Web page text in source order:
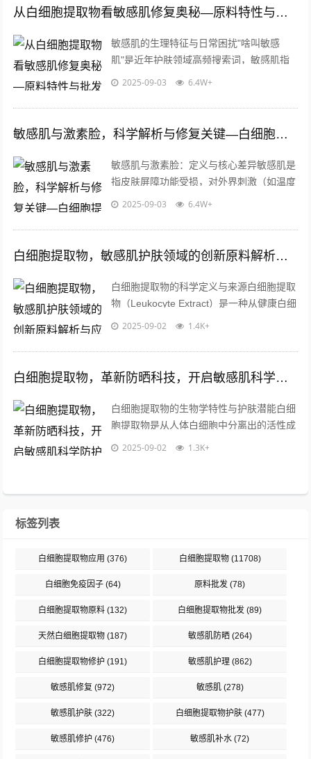
从白细胞提取物看敏感肌修复奥秘—原料特性与批发应用解析
敏感肌的生理特征与日常困扰"啥叫敏感
肌"是近年护肤领域高频搜索词，敏感肌指
皮肤屏障功能受损、角质层薄弱的脆弱肤
研...
2025-09-03 6.4W+
敏感肌与激素脸，科学解析与修复关键—白细胞提取物的应用价值
敏感肌与激素脸：定义与核心差异敏感肌是
指皮肤屏障功能受损，对外界刺激（如温度
变化、化学成分、紫外线等）反应过激的皮
2025-09-03 6.4W+
白细胞提取物，敏感肌护肤领域的创新原料解析与应用前景
白细胞提取物的科学定义与来源白细胞提取
物（Leukocyte Extract）是一种从健康白细
胞中分离纯化的生物活性成分集合体，包含
2025-09-02 1.4K+
白细胞提取物，革新防晒科技，开启敏感肌科学防护新纪元
白细胞提取物的生物学特性与护肤潜能白细
胞提取物是从人体白细胞中分离出的活性成
分集合体，富含多种生物活性物质，包括抗
2025-09-02 1.3K+
标签列表
白细胞提取物应用 (376) 白细胞提取物(11708)
白细胞免疫因子(64) 原料批发 (78)
白细胞提取物原料 (132) 白细胞提取物批发 (89)
天然白细胞提取物 (187) 敏感肌防晒(264)
白细胞提取物修护 (191) 敏感肌护理(862)
敏感肌修复 (972) 敏感肌(278)
敏感肌护肤 (322) 白细胞提取物护肤(477)
敏感肌修护 (476) 敏感肌补水 (72)